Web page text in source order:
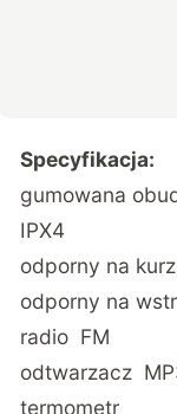
Specyfikacja:
gumowana
IPX4
odporny na
odporny na
radio FM
odtwarzacz
termometr